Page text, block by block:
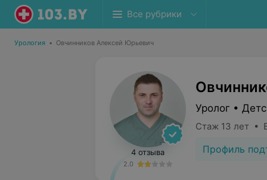
Все рубрики
Урология • Овчинников Алексей Юрьевич
4 отзыва
2.0
Уролог •
Стаж 13 лет •
Профиль